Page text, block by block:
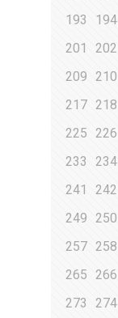
193
194
201
202
209
210
217 218
225
226
233
234
241
242
249
250
257 258
265
266
273
274